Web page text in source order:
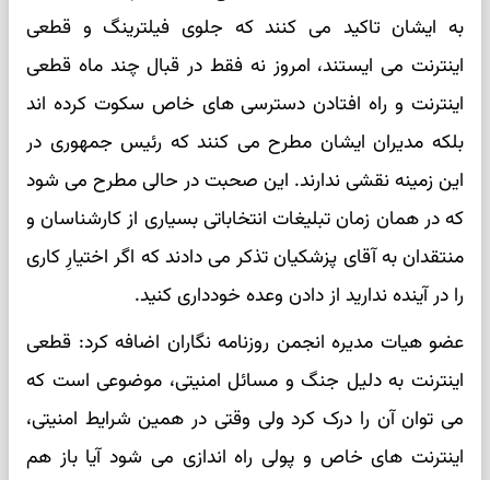
به ایشان تاکید می کنند که جلوی فیلترینگ و قطعی
اینترنت می ایستند، امروز نه فقط در قبال چند ماه قطعی
اینترنت و راه افتادن دسترسی های خاص سکوت کرده اند
بلکه مدیران ایشان مطرح می کنند که رئیس جمهوری در
این زمینه نقشی ندارند. این صحبت در حالی مطرح می شود
که در همان زمان تبلیغات انتخاباتی بسیاری از کارشناسان و
منتقدان به آقای پزشکیان تذکر می دادند که اگر اختیارِ کاری
را در آینده ندارید از دادن وعده خودداری کنید.
عضو هیات مدیره انجمن روزنامه نگاران اضافه کرد: قطعی
اینترنت به دلیل جنگ و مسائل امنیتی، موضوعی است که
می توان آن را درک کرد ولی وقتی در همین شرایط امنیتی،
اینترنت های خاص و پولی راه اندازی می شود آیا باز هم